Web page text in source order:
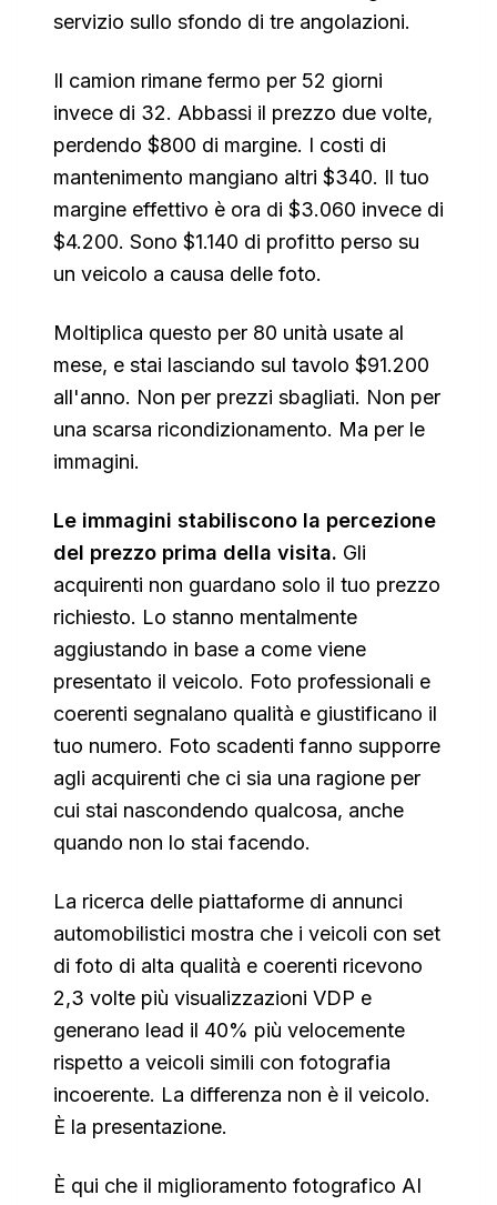
servizio sullo sfondo di tre angolazioni.
Il camion rimane fermo per 52 giorni
invece di 32. Abbassi il prezzo due volte,
perdendo $800 di margine. I costi di
mantenimento mangiano altri $340. Il tuo
margine effettivo è ora di $3.060 invece di
$4.200. Sono $1.140 di profitto perso su
un veicolo a causa delle foto.
Moltiplica questo per 80 unità usate al
mese, e stai lasciando sul tavolo $91.200
all'anno. Non per prezzi sbagliati. Non per
una scarsa ricondizionamento. Ma per le
immagini.
Le immagini stabiliscono la percezione
del prezzo prima della visita. Gli
acquirenti non guardano solo il tuo prezzo
richiesto. Lo stanno mentalmente
aggiustando in base a come viene
presentato il veicolo. Foto professionali e
coerenti segnalano qualità e giustificano il
tuo numero. Foto scadenti fanno supporre
agli acquirenti che ci sia una ragione per
cui stai nascondendo qualcosa, anche
quando non lo stai facendo.
La ricerca delle piattaforme di annunci
automobilistici mostra che i veicoli con set
di foto di alta qualità e coerenti ricevono
2,3 volte più visualizzazioni VDP e
generano lead il 40% più velocemente
rispetto a veicoli simili con fotografia
incoerente. La differenza non è il veicolo.
È la presentazione.
È qui che il miglioramento fotografico AI